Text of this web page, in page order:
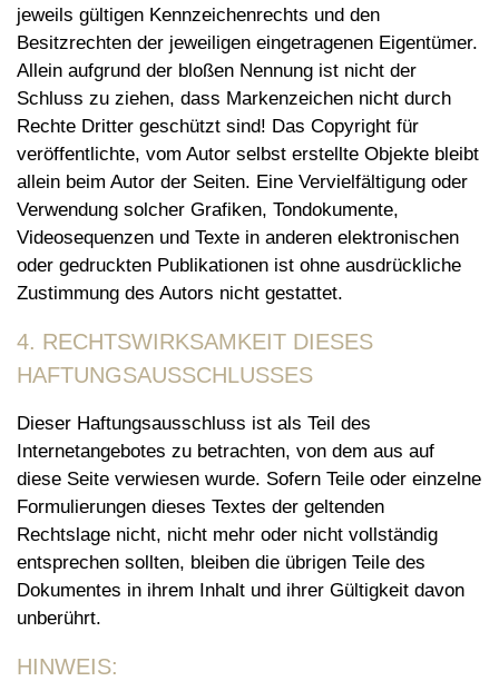
jeweils gültigen Kennzeichenrechts und den
Besitzrechten der jeweiligen eingetragenen Eigentümer.
Allein aufgrund der bloßen Nennung ist nicht der
Schluss zu ziehen, dass Markenzeichen nicht durch
Rechte Dritter geschützt sind! Das Copyright für
veröffentlichte, vom Autor selbst erstellte Objekte bleibt
allein beim Autor der Seiten. Eine Vervielfältigung oder
Verwendung solcher Grafiken, Tondokumente,
Videosequenzen und Texte in anderen elektronischen
oder gedruckten Publikationen ist ohne ausdrückliche
Zustimmung des Autors nicht gestattet.
4. RECHTSWIRKSAMKEIT DIESES
HAFTUNGSAUSSCHLUSSES
Dieser Haftungsausschluss ist als Teil des
Internetangebotes zu betrachten, von dem aus auf
diese Seite verwiesen wurde. Sofern Teile oder einzelne
Formulierungen dieses Textes der geltenden
Rechtslage nicht, nicht mehr oder nicht vollständig
entsprechen sollten, bleiben die übrigen Teile des
Dokumentes in ihrem Inhalt und ihrer Gültigkeit davon
unberührt.
HINWEIS: